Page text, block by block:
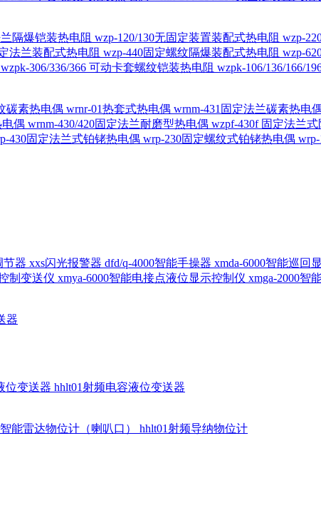
隔爆铠装热电阻 wzp-120/130无固定装置装配式热电阻 wzp-
法兰装配式热电阻 wzp-440固定螺纹隔爆装配式热电阻 wzp-
wzpk-306/336/366 可动卡套螺纹铠装热电阻 wzpk-106/136/166/
碳素热电偶 wrnr-01热套式热电偶 wrnm-431固定法兰碳素热电
偶 wrnm-430/420固定法兰耐磨型热电偶 wzpf-430f 固定法兰式
430固定法兰式铂铑热电偶 wrp-230固定螺纹式铂铑热电偶
节器 xxs闪光报警器 dfd/q-4000智能手操器 xmda-6000智能巡回
制变送仪 xmya-6000智能电接点液位显示控制仪 xmga-2000智
器
位变送器 hhlt01射频电容液位变送器
能雷达物位计（喇叭口） hhlt01射频导纳物位计